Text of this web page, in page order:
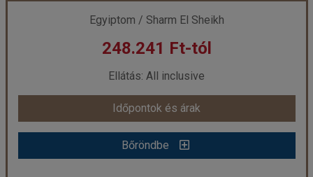
már 235.248 Ft-tól
Időpontok és árak
Bőröndbe
Egyiptom / Sharm El Sheikh
248.241 Ft-tól
Ellátás: All inclusive
Időpontok és árak
Bőröndbe